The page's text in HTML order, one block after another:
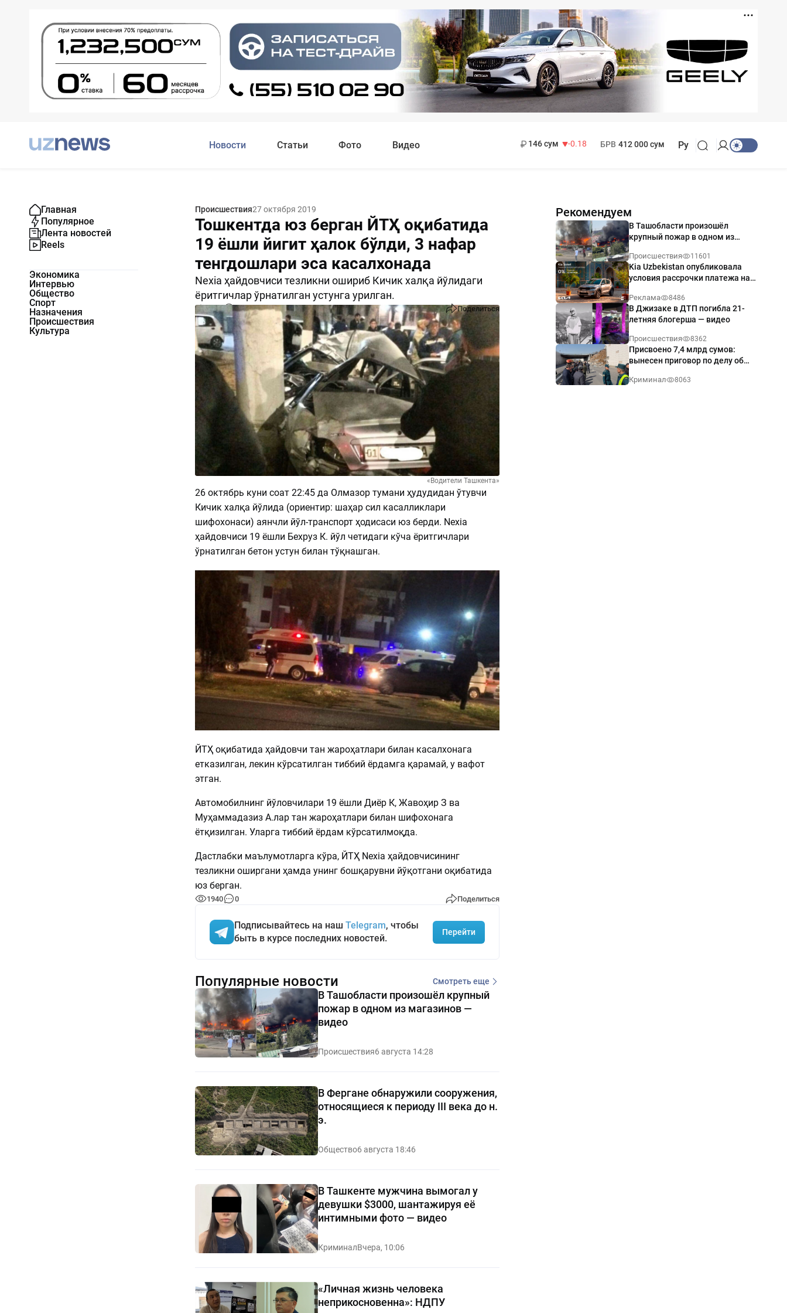
Новости Статьи Фото Видео
146 сум
-0.18
БРВ 412 000 сум Ру
Главная
Популярное
Лента новостей
Reels
Экономика
Интервью
Общество
Спорт
Назначения
Происшествия
Культура
Происшествия27 октября 2019
Тошкентда юз берган ЙТҲ оқибатида
19 ёшли йигит ҳалок бўлди, 3 нафар
тенгдошлари эса касалхонада
Nexia ҳайдовчиси тезликни ошириб Кичик халқа йўлидаги
ёритгичлар ўрнатилган устунга урилган.
1940 Поделиться
«Водители Ташкента»
26 октябрь куни соат 22:45 да Олмазор тумани ҳудудидан ўтувчи
Кичик халқа йўлида (ориентир: шаҳар сил касалликлари
шифохонаси) аянчли йўл-транспорт ҳодисаси юз берди. Nexia
ҳайдовчиси 19 ёшли Бехруз К. йўл четидаги кўча ёритгичлари
ўрнатилган бетон устун билан тўқнашган.
ЙТҲ оқибатида ҳайдовчи тан жароҳатлари билан касалхонага
етказилган, лекин кўрсатилган тиббий ёрдамга қарамай, у вафот
этган.
Автомобилнинг йўловчилари 19 ёшли Диёр К, Жавоҳир З ва
Муҳаммадазиз А.лар тан жароҳатлари билан шифохонага
ётқизилган. Уларга тиббий ёрдам кўрсатилмоқда.
Дастлабки маълумотларга кўра, ЙТҲ Nexia ҳайдовчисининг
тезликни оширгани ҳамда унинг бошқарувни йўқотгани оқибатида
юз берган.
1940 0 Поделиться
Подписывайтесь на наш Telegram, чтобы
быть в курсе последних новостей.
Перейти
Рекомендуем
В Ташобласти произошёл
крупный пожар в одном из
Происшествия 11601
Kia Uzbekistan опубликовала
условия рассрочки платежа на
годовых
Реклама 8486
В Джизаке в ДТП погибла 21-
летняя блогерша — видео
Происшествия 8362
Присвоено 7,4 млрд сумов:
вынесен приговор по делу об
Ташкенте
Криминал 8063
Популярные новости Смотреть еще
В Ташобласти произошёл крупный
пожар в одном из магазинов —
видео
Происшествия6 августа 14:28
В Фергане обнаружили сооружения,
относящиеся к периоду III века до н.
э.
Общество6 августа 18:46
В Ташкенте мужчина вымогал у
девушки $3000, шантажируя её
интимными фото — видео
КриминалВчера, 10:06
«Личная жизнь человека
неприкосновенна»: НДПУ